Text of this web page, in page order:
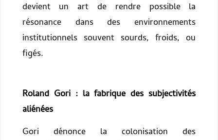
devient un art de rendre possible la
résonance dans des environnements
institutionnels souvent sourds, froids, ou
figés.
Roland Gori : la fabrique des subjectivités
aliénées
Gori dénonce la colonisation des